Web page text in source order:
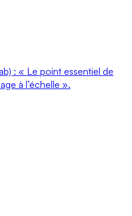
: « Le point essentiel de
à l’échelle ».